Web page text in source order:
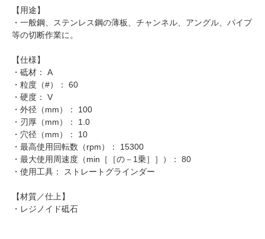
【用途】
・一般鋼、ステンレス鋼の薄板、チャンネル、アングル、パイプ
等の切断作業に。
【仕様】
・砥材： A
・粒度（#）： 60
・硬度： V
・外径（mm）： 100
・刃厚（mm）： 1.0
・穴径（mm）： 10
・最高使用回転数（rpm）： 15300
・最大使用周速度（min［［の－1乗］］）： 80
・使用工具： ストレートグラインダー
【材質／仕上】
・レジノイド砥石